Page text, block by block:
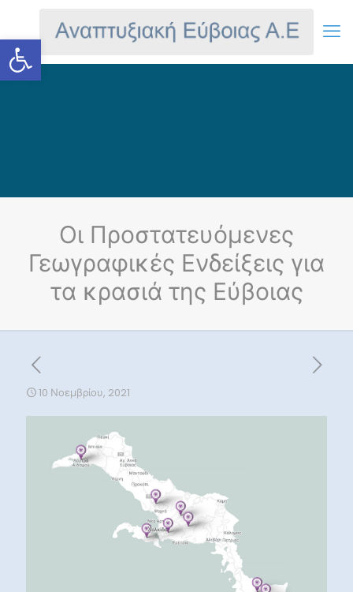
Ανοίξτε τη γραμμή εργαλείων
Οι Προστατευόμενες
Γεωγραφικές Ενδείξεις για
τα κρασιά της Εύβοιας
10 Νοεμβρίου, 2021